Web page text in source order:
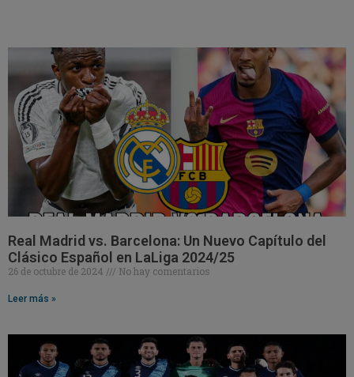
Real Madrid vs. Barcelona: Un Nuevo Capítulo del
Clásico Español en LaLiga 2024/25
26 de octubre de 2024 No hay comentarios
Leer más »